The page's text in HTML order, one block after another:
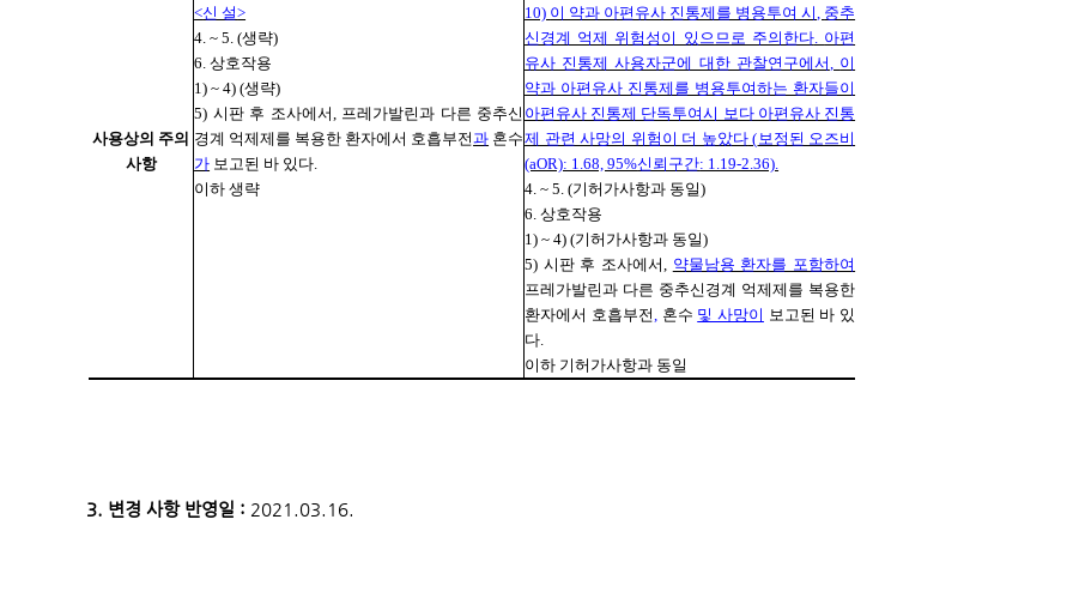
사용상의 주의
사항
<신 설>
4. ~ 5. (생략)
6.상호작용
1) ~ 4) (생략)
5) 시판 후 조사에서, 프레가발린과 다른 중추신
경계 억제제를 복용한 환자에서 호흡부전과 혼수
가 보고된 바 있다.
이하 생략
10) 이 약과 아편유사 진통제를 병용투여 시, 중추
신경계 억제 위험성이 있으므로 주의한다. 아편
유사 진통제 사용자군에 대한 관찰연구에서, 이
약과 아편유사 진통제를 병용투여하는 환자들이
아편유사 진통제 단독투여시 보다 아편유사 진통
제 관련 사망의 위험이 더 높았다(보정된 오즈비
(aOR): 1.68, 95%신뢰구간: 1.19-2.36).
4. ~ 5. (기허가사항과 동일)
6.상호작용
1) ~ 4) (기허가사항과 동일)
5) 시판 후 조사에서, 약물남용 환자를 포함하여
프레가발린과 다른 중추신경계 억제제를 복용한
환자에서 호흡부전, 혼수 및 사망이 보고된 바 있
다.
이하 기허가사항과 동일
3. 변경 사항 반영일 : 2021.03.16.